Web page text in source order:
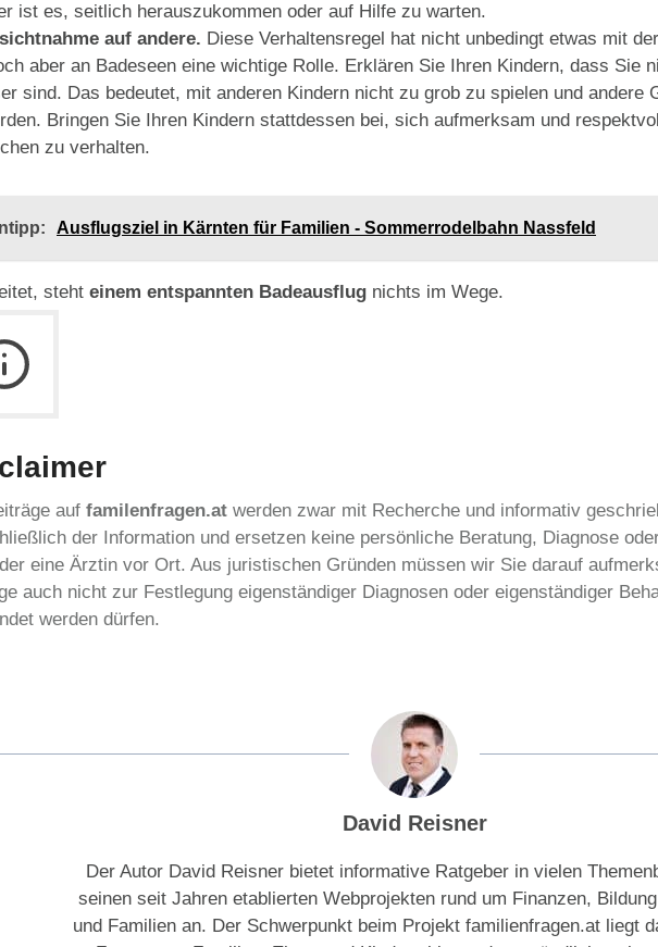
ist es, seitlich herauszukommen oder auf Hilfe zu warten.
auf andere. Diese Verhaltensregel hat nicht unbedingt etwas mit
aber an Badeseen eine wichtige Rolle. Erklären Sie Ihren Kindern, dass Sie
sind. Das bedeutet, mit anderen Kindern nicht zu grob zu spielen und andere
Bringen Sie Ihren Kindern stattdessen bei, sich aufmerksam und
zu verhalten.
Ausflugsziel in Kärnten für Familien - Sommerrodelbahn Nassfeld
steht einem entspannten Badeausflug nichts im Wege.
auf familenfragen.at werden zwar mit Recherche und informativ
der Information und ersetzen keine persönliche Beratung, Diagnose
eine Ärztin vor Ort. Aus juristischen Gründen müssen wir Sie darauf
auch nicht zur Festlegung eigenständiger Diagnosen oder eigenständiger
werden dürfen.
David Reisner
Der Autor David Reisner bietet informative Ratgeber in vielen
seinen seit Jahren etablierten Webprojekten rund um Finanzen,
und Familien an. Der Schwerpunkt beim Projekt familienfragen.at liegt